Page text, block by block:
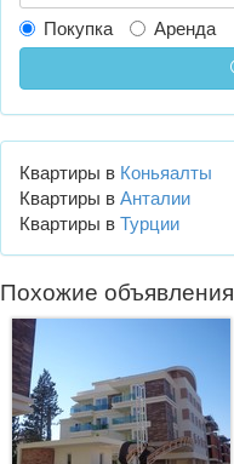
Покупка
Аренда
Квартиры в Коньяалты
Квартиры в Анталии
Квартиры в Турции
Похожие объявления